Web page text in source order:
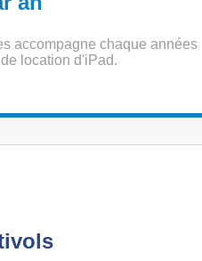
accompagne chaque années
location d'iPad.